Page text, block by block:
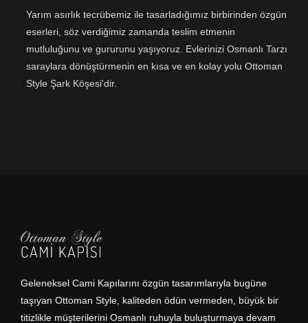
Yarım asırlık tecrübemiz ile tasarladığımız birbirinden özgün
eserleri, söz verdiğimiz zamanda teslim etmenin
mutluluğunu ve gururunu yaşıyoruz. Evlerinizi Osmanlı Tarzı
saraylara dönüştürmenin en kısa ve en kolay yolu Ottoman
Style Şark Köşesi'dir.
Geleneksel Cami Kapılarını özgün tasarımlarıyla bugüne
taşıyan Ottoman Style, kaliteden ödün vermeden, büyük bir
titizlikle müşterilerini Osmanlı ruhuyla buluşturmaya devam